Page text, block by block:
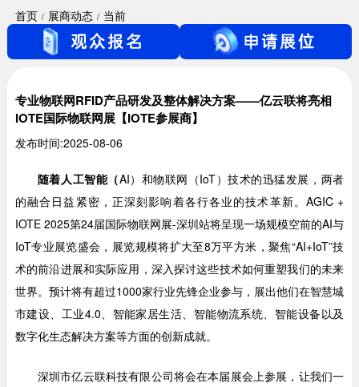
首页 展商动态 当前
专业物联网RFID产品研发及整体解决方案——亿云联将亮相
IOTE国际物联网展【IOTE参展商】
发布时间:2025-08-06
随着人工智能（AI）和物联网（IoT）技术的迅猛发展，两者
的融合日益紧密，正深刻影响着各行各业的技术革新。AGIC +
IOTE 2025第24届国际物联网展-深圳站将呈现一场规模空前的AI与
IoT专业展览盛会，展览规模将扩大至8万平方米，聚焦“AI+IoT”技
术的前沿进展和实际应用，深入探讨这些技术如何重塑我们的未来
世界。预计将有超过1000家行业先锋企业参与，展出他们在智慧城
市建设、工业4.0、智能家居生活、智能物流系统、智能设备以及
数字化生态解决方案等方面的创新成就。
深圳市亿云联科技有限公司将会在本届展会上参展，让我们一